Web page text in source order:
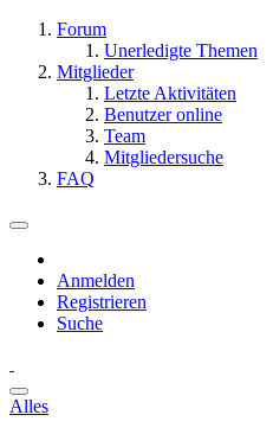
Forum
Unerledigte Themen
Mitglieder
Letzte Aktivitäten
Benutzer online
Team
Mitgliedersuche
FAQ
Anmelden
Registrieren
Suche
Alles